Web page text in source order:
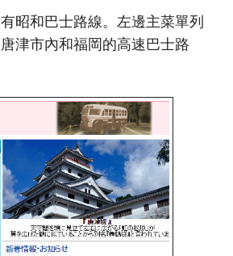
昭和巴士路線。左邊主菜單列
津市內和福岡的高速巴士路